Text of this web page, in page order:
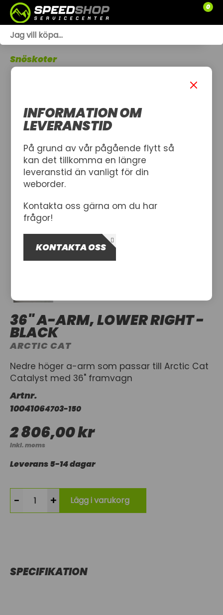
0
SLÄPVAGNAR
Snöskoter
36" A-ARM, LOWER RIGHT -
BLACK
ARCTIC CAT
Nedre höger a-arm som passar till Arctic Cat
Catalyst med 36" framvagn
Artnr.
10041064703-150
2 806,00 kr
Inkl. moms
Leverans 5-14 dagar
- + Lägg i varukorg
SPECIFIKATION
INFORMATION OM
LEVERANSTID
På grund av vår pågående flytt så
kan det tillkomma en längre
leveranstid än vanligt för din
weborder.
Kontakta oss gärna om du har
frågor!
KONTAKTA OSS